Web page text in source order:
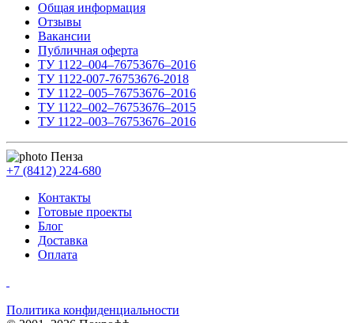
Общая информация
Отзывы
Вакансии
Публичная оферта
ТУ 1122–004–76753676–2016
ТУ 1122-007-76753676-2018
ТУ 1122–005–76753676–2016
ТУ 1122–002–76753676–2015
ТУ 1122–003–76753676–2016
Пенза
+7 (8412) 224-680
Контакты
Готовые проекты
Блог
Доставка
Оплата
Политика конфиденциальности